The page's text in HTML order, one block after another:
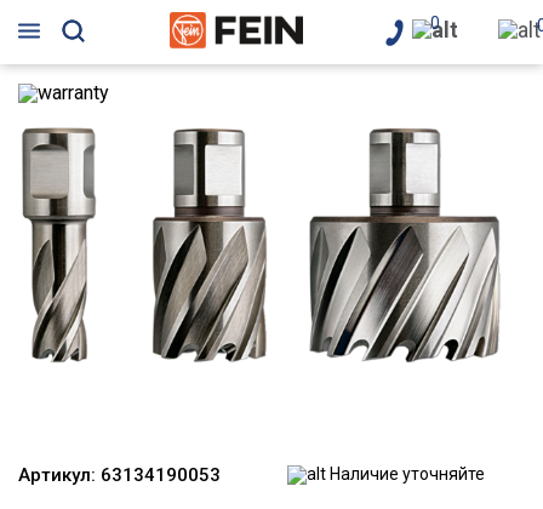
0
Артикул: 63134190053 Наличие уточняйте